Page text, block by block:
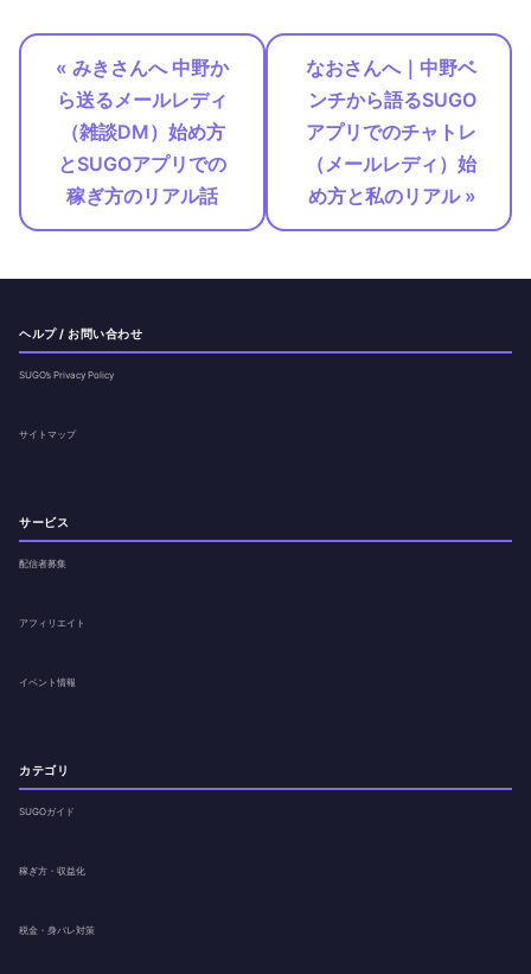
« みきさんへ 中野か
ら送るメールレディ
（雑談DM）始め方
とSUGOアプリでの
稼ぎ方のリアル話
なおさんへ｜中野ベ
ンチから語るSUGO
アプリでのチャトレ
（メールレディ）始
め方と私のリアル »
ヘルプ / お問い合わせ
SUGO’s Privacy Policy
サイトマップ
サービス
配信者募集
アフィリエイト
イベント情報
カテゴリ
SUGOガイド
稼ぎ方・収益化
税金・身バレ対策